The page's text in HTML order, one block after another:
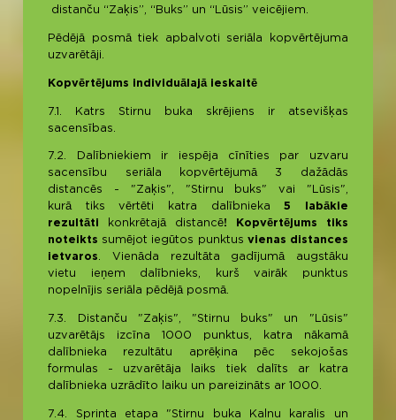
distanču “Zaķis”, “Buks” un “Lūsis” veicējiem.
Pēdējā posmā tiek apbalvoti seriāla kopvērtējuma
uzvarētāji.
Kopvērtējums individuālajā ieskaitē
7.1. Katrs Stirnu buka skrējiens ir atsevišķas
sacensības.
7.2. Dalībniekiem ir iespēja cīnīties par uzvaru
sacensību seriāla kopvērtējumā 3 dažādās
distancēs - "Zaķis", "Stirnu buks" vai "Lūsis",
kurā tiks vērtēti katra dalībnieka5 labākie
rezultāti
konkrētajā distancē! Kopvērtējums tiks
noteikts sumējot iegūtos punktus vienas distances
ietvaros. Vienāda rezultāta gadījumā augstāku
vietu ieņem dalībnieks, kurš vairāk punktus
nopelnījis seriāla pēdējā posmā.
7.3. Distanču "Zaķis", "Stirnu buks" un "Lūsis"
uzvarētājs izcīna 1000 punktus, katra nākamā
dalībnieka rezultātu aprēķina pēc sekojošas
formulas - uzvarētāja laiks tiek dalīts ar katra
dalībnieka uzrādīto laiku un pareizināts ar 1000.
7.4. Sprinta etapa "Stirnu buka Kalnu karalis un